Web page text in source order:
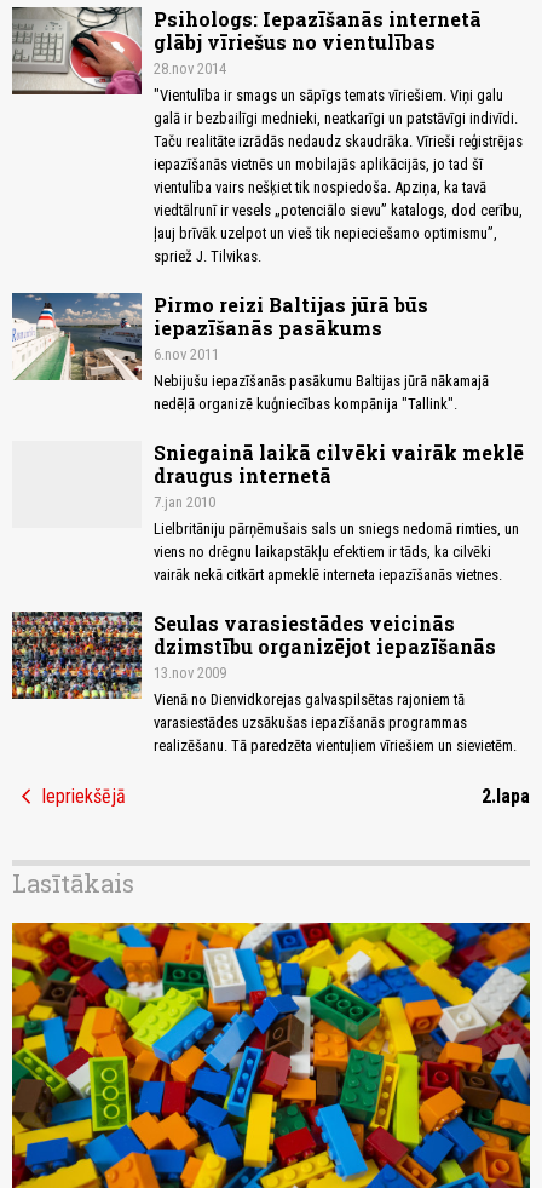
Psihologs: Iepazīšanās internetā
glābj vīriešus no vientulības
28.nov 2014
"Vientulība ir smags un sāpīgs temats vīriešiem. Viņi galu
galā ir bezbailīgi mednieki, neatkarīgi un patstāvīgi indivīdi.
Taču realitāte izrādās nedaudz skaudrāka. Vīrieši reģistrējas
iepazīšanās vietnēs un mobilajās aplikācijās, jo tad šī
vientulība vairs nešķiet tik nospiedoša. Apziņa, ka tavā
viedtālrunī ir vesels „potenciālo sievu” katalogs, dod cerību,
ļauj brīvāk uzelpot un vieš tik nepieciešamo optimismu”,
spriež J. Tilvikas.
Pirmo reizi Baltijas jūrā būs
iepazīšanās pasākums
6.nov 2011
Nebijušu iepazīšanās pasākumu Baltijas jūrā nākamajā
nedēļā organizē kuģniecības kompānija "Tallink".
Sniegainā laikā cilvēki vairāk meklē
draugus internetā
7.jan 2010
Lielbritāniju pārņēmušais sals un sniegs nedomā rimties, un
viens no drēgnu laikapstākļu efektiem ir tāds, ka cilvēki
vairāk nekā citkārt apmeklē interneta iepazīšanās vietnes.
Seulas varasiestādes veicinās
dzimstību organizējot iepazīšanās
13.nov 2009
Vienā no Dienvidkorejas galvaspilsētas rajoniem tā
varasiestādes uzsākušas iepazīšanās programmas
realizēšanu. Tā paredzēta vientuļiem vīriešiem un sievietēm.
chevron_left Iepriekšējā 2.lapa
Lasītākais